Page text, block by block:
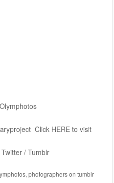
Olymphotos
Click HEREto visit
Twitter/ Tumblr
, photographers on tumblr